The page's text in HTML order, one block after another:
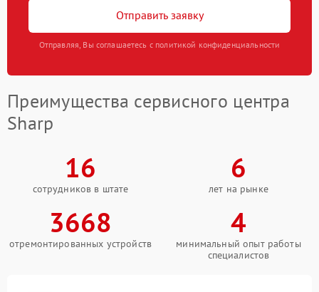
Отправить заявку
Отправляя, Вы соглашаетесь с политикой конфиденциальности
Преимущества сервисного центра
Sharp
16
сотрудников в штате
6
лет на рынке
3668
отремонтированных устройств
4
минимальный опыт работы
специалистов